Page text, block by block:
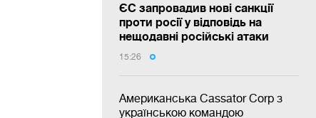
ЄС запровадив нові санкції
проти росії у відповідь на
нещодавні російські атаки
15:26
Американська Cassator Corp з
українською командою